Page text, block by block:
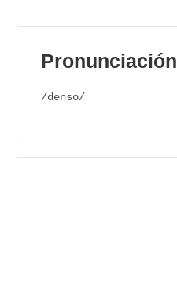
Pronunciación
/denso/